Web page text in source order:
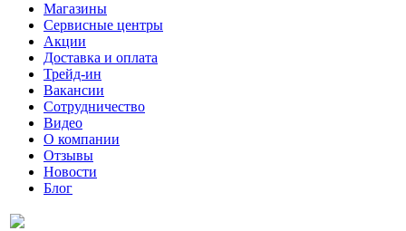
Магазины
Сервисные центры
Акции
Доставка и оплата
Трейд-ин
Вакансии
Сотрудничество
Видео
О компании
Отзывы
Новости
Блог